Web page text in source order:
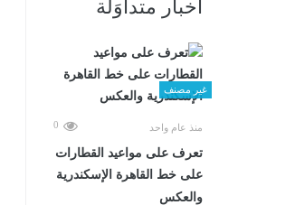
أخبار متداوَلة
غير مصنف
منذ عام واحد 0
تعرف على مواعيد القطارات
على خط القاهرة الإسكندرية
والعكس